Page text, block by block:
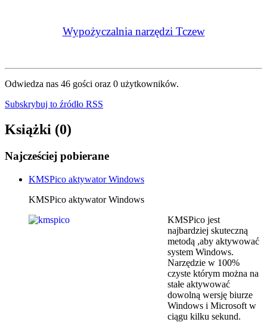
Wypożyczalnia narzędzi Tczew
Odwiedza nas 46 gości oraz 0 użytkowników.
Subskrybuj to źródło RSS
Książki (0)
Najcześciej pobierane
KMSPico aktywator Windows
KMSPico aktywator Windows
KMSPico jest
najbardziej skuteczną
metodą ,aby aktywować
system Windows.
Narzędzie w 100%
czyste którym można na
stałe aktywować
dowolną wersję biurze
Windows i Microsoft w
ciągu kilku sekund.